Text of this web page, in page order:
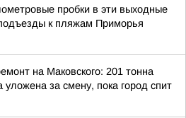
пробки в эти выходные
к пляжам Приморья
на Маковского: 201 тонна
уложена за смену, пока город спит